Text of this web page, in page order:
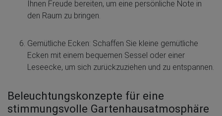
Ihnen Freude bereiten, um eine persönliche Note in
den Raum zu bringen.
Gemütliche Ecken: Schaffen Sie kleine gemütliche
Ecken mit einem bequemen Sessel oder einer
Leseecke, um sich zurückzuziehen und zu entspannen.
Beleuchtungskonzepte für eine
stimmungsvolle Gartenhausatmosphäre